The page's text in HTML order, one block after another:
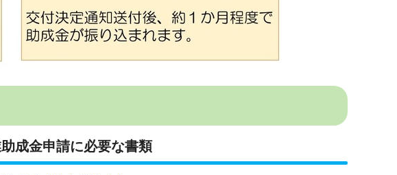
成金申請に必要な書類